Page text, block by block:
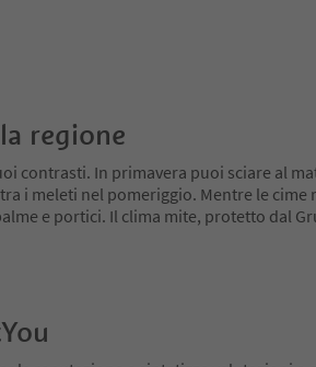
regione
contrasti. In primavera puoi sciare al
i meleti nel pomeriggio. Mentre le
e portici. Il clima mite, protetto dal